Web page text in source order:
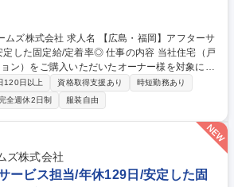
広島・福岡】アフターサ
/定着率◎ 仕事の内容 当社住宅（戸
ン）をご購入いただいたオーナー様を対象に、
ただくためのアフターサービス業務全般を担当
年変化に応じた最適なメンテナンス計画をオー
で進めるアフターサービス：新築引き渡し後の
明/建具の調整といった日常の「お困りごと」に
」が技術判断をサポート：顧客データ/生成AIを
「訪問対応支援システム P-GAIROS」を活用で
120日以上 資格取得支援あり
時短勤務あり
全週休2日制 服装自由
ズ株式会社
ービス担当/年休129日/安定した固